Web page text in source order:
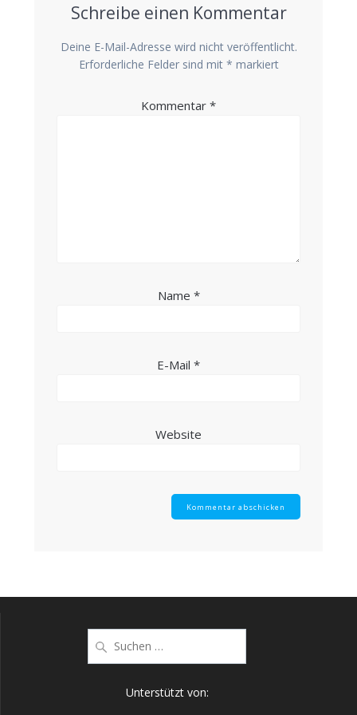
Schreibe einen Kommentar
Deine E-Mail-Adresse wird nicht veröffentlicht.
Erforderliche Felder sind mit * markiert
Kommentar *
Name *
E-Mail *
Website
nach:
Unterstützt von: